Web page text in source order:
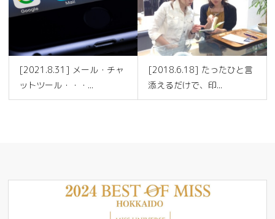
[2021.8.31] メール・チャ
ットツール・・・...
[2018.6.18] たったひと言
添えるだけで、印...